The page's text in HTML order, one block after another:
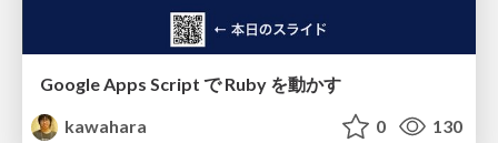
Google Apps Script で Ruby を動かす
kawahara
0 130